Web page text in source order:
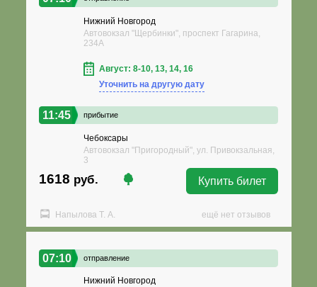
Нижний Новгород
Автовокзал "Щербинки", проспект Гагарина,
234А
Август: 8-10, 13, 14, 16
Уточнить на другую дату
11:45 прибытие
Чебоксары
Автовокзал "Пригородный", ул. Привокзальная,
3
1618 руб. Купить билет
Напылова Т. А. ещё нет отзывов
07:10 отправление
Нижний Новгород